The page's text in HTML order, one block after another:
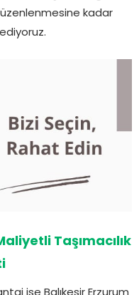
kadar
Taşımacılık
ise Balıkesir Erzurum